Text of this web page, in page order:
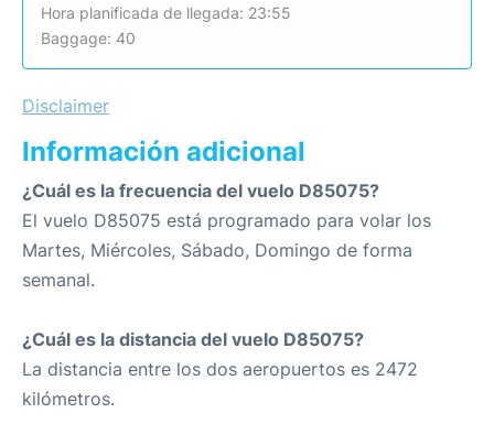
Hora planificada de llegada: 23:55
Baggage: 40
Disclaimer
Información adicional
¿Cuál es la frecuencia del vuelo D85075?
El vuelo D85075 está programado para volar los
Martes, Miércoles, Sábado, Domingo de forma
semanal.
¿Cuál es la distancia del vuelo D85075?
La distancia entre los dos aeropuertos es 2472
kilómetros.